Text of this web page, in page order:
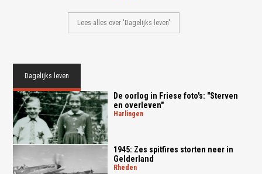
Lees alles over 'Dagelijks leven'
Dagelijks leven
De oorlog in Friese foto's: "Sterven
en overleven"
harlingen
1945: Zes spitfires storten neer in
Gelderland
rheden